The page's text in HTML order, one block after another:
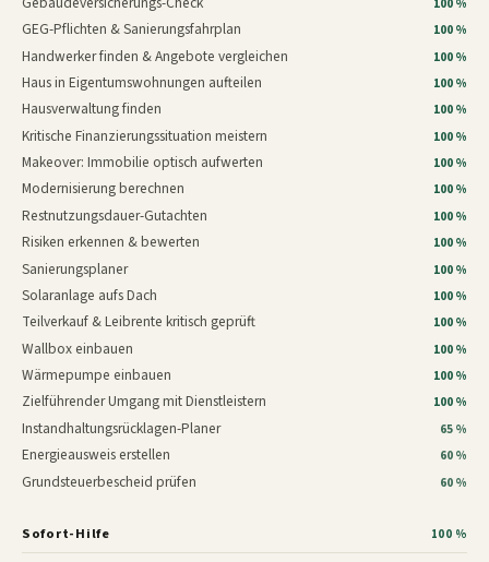
GEG-Pflichten & Sanierungsfahrplan 100 %
Handwerker finden & Angebote vergleichen 100 %
Haus in Eigentumswohnungen aufteilen 100 %
Hausverwaltung finden 100 %
Kritische Finanzierungssituation meistern 100 %
Makeover: Immobilie optisch aufwerten 100 %
Modernisierung berechnen 100 %
Restnutzungsdauer-Gutachten 100 %
Risiken erkennen & bewerten 100 %
Sanierungsplaner 100 %
Solaranlage aufs Dach 100 %
Teilverkauf & Leibrente kritisch geprüft 100 %
Wallbox einbauen 100 %
Wärmepumpe einbauen 100 %
Zielführender Umgang mit Dienstleistern 100 %
Instandhaltungsrücklagen-Planer 65 %
Energieausweis erstellen 60 %
Grundsteuerbescheid prüfen 60 %
Sofort-Hilfe 100 %